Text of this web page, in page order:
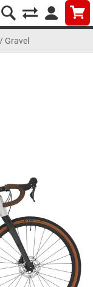
Gravel